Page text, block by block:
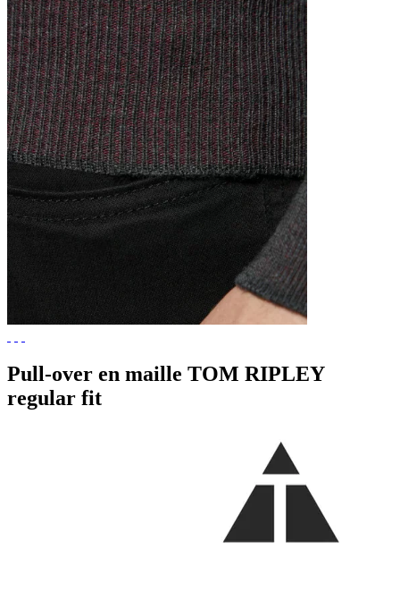
Pull-over en maille TOM RIPLEY
regular fit